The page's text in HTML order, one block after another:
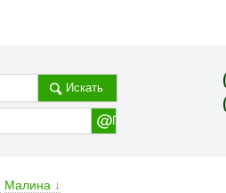
Искать
Малина ↓